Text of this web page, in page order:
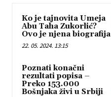
Ko je tajnovita Umeja
Abu Taha Zukorlić?
Ovo je njena biografija
22. 05. 2024. 13:15
Poznati konačni
rezultati popisa –
Preko 153.000
Bošnjaka živi u Srbiji